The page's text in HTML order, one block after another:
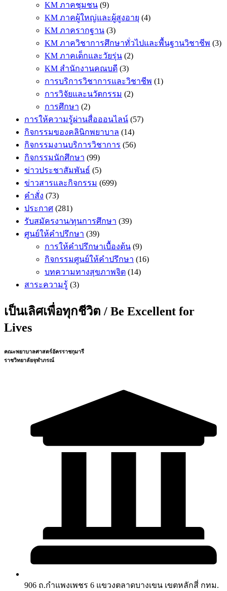
KM ภาคชุมชน (9)
KM ภาคผู้ใหญ่และผู้สูงอายุ (4)
KM ภาครากฐาน (3)
KM ภาควิชาการศึกษาทั่วไปและพื้นฐานวิชาชีพ (3)
KM ภาคเด็กและวัยรุ่น (2)
KM สำนักงานคณบดี (3)
การบริการวิชาการและวิชาชีพ (1)
การวิจัยและนวัตกรรม (2)
การศึกษา (2)
การให้ความรู้ผ่านสื่อออนไลน์ (57)
กิจกรรมของคลินิกพยาบาล (14)
กิจกรรมงานบริการวิชาการ (56)
กิจกรรมนักศึกษา (99)
ข่าวประชาสัมพันธ์ (5)
ข่าวสารและกิจกรรม (699)
คำสั่ง (73)
ประกาศ (281)
รับสมัครงาน/ทุนการศึกษา (39)
ศูนย์ให้คำปรึกษา (39)
การให้คำปรึกษาเบื้องต้น (9)
กิจกรรมศูนย์ให้คำปรึกษา (16)
บทความทางสุขภาพจิต (14)
สาระความรู้ (3)
เป็นเลิศเพื่อทุกชีวิต / Be Excellent for
Lives
คณะพยาบาลศาสตร์อัครราชกุมารี
ราชวิทยาลัยจุฬาภรณ์
906 ถ.กำแพงเพชร 6 แขวงตลาดบางเขน เขตหลักสี่ กทม.